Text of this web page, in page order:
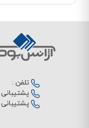
تلفن :
پشتیبانی